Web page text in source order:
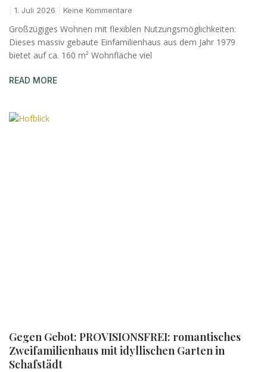
1. Juli 2026 Keine Kommentare
Großzügiges Wohnen mit flexiblen Nutzungsmöglichkeiten:
Dieses massiv gebaute Einfamilienhaus aus dem Jahr 1979
bietet auf ca. 160 m² Wohnfläche viel
READ MORE
Gegen Gebot: PROVISIONSFREI: romantisches
Zweifamilienhaus mit idyllischen Garten in
Schafstädt